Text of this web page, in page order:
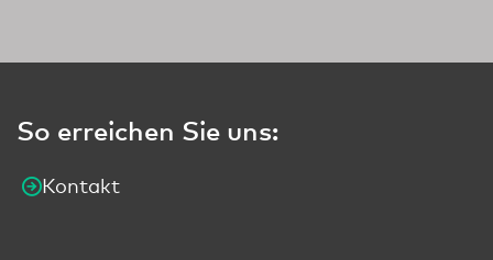
So erreichen Sie uns:
Kontakt